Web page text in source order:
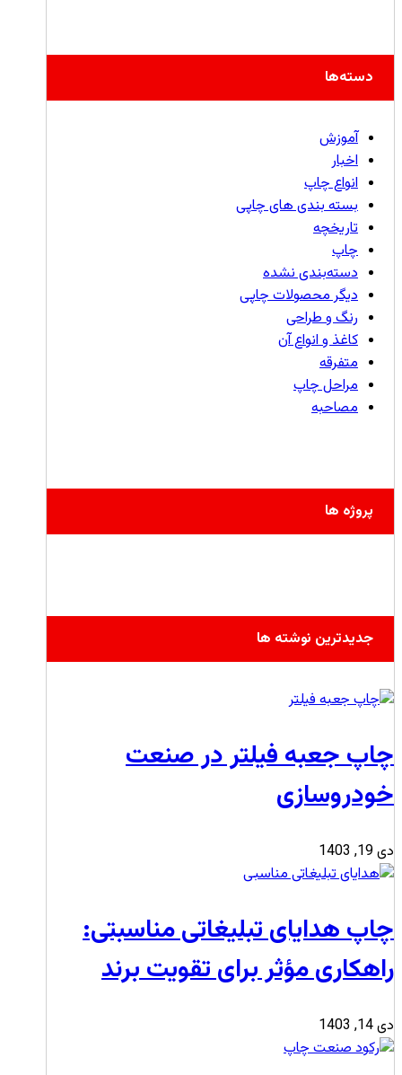
دسته‌ها
آموزش
اخبار
انواع چاپ
بسته بندی های چاپی
تاریخچه
چاپ
دسته‌بندی نشده
دیگر محصولات چاپی
رنگ و طراحی
کاغذ و انواع آن
متفرقه
مراحل چاپ
مصاحبه
پروژه ها
جدیدترین نوشته ها
چاپ جعبه فیلتر در صنعت
خودروسازی
دی 19, 1403
چاپ هدایای تبلیغاتی مناسبتی:
راهکاری مؤثر برای تقویت برند
دی 14, 1403